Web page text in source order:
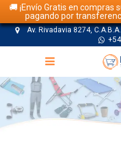
🚚 ¡Envío Gratis en compras
pagando por
Av. Rivadavia 8274,